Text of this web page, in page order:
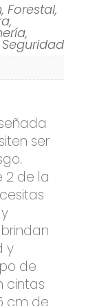
Forestal,
ser
2 de la
y
de
cintas
cm de